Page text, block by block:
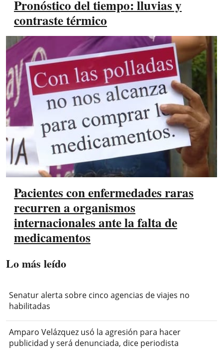
Pronóstico del tiempo: lluvias y
contraste térmico
Pacientes con enfermedades raras
recurren a organismos
internacionales ante la falta de
medicamentos
Lo más leído
Senatur alerta sobre cinco agencias de viajes no
habilitadas
Amparo Velázquez usó la agresión para hacer
publicidad y será denunciada, dice periodista